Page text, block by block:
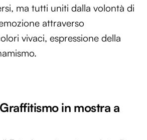
ma tutti uniti dalla volontà di
attraverso
vivaci, espressione della
in mostra a